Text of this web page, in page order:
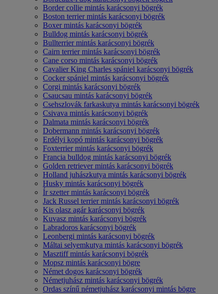
Border collie mintás karácsonyi bögrék
Boston terrier mintás karácsonyi bögrék
Boxer mintás karácsonyi bögrék
Bulldog mintás karácsonyi bögrék
Bullterrier mintás karácsonyi bögrék
Cairn terrier mintás karácsonyi bögrék
Cane corso mintás karácsonyi bögrék
Cavalier King Charles spániel karácsonyi bögrék
Cocker spániel mintás karácsonyi bögrék
Corgi mintás karácsonyi bögrék
Csaucsau mintás karácsonyi bögrék
Csehszlovák farkaskutya mintás karácsonyi bögrék
Csivava mintás karácsonyi bögrék
Dalmata mintás karácsonyi bögrék
Dobermann mintás karácsonyi bögrék
Erdélyi kopó mintás karácsonyi bögrék
Foxterrier mintás karácsonyi bögrék
Francia bulldog mintás karácsonyi bögrék
Golden retriever mintás karácsonyi bögrék
Holland juhászkutya mintás karácsonyi bögrék
Husky mintás karácsonyi bögrék
Ír szetter mintás karácsonyi bögrék
Jack Russel terrier mintás karácsonyi bögrék
Kis olasz agár karácsonyi bögrék
Kuvasz mintás karácsonyi bögrék
Labradoros karácsonyi bögrék
Leonbergi mintás karácsonyi bögrék
Máltai selyemkutya mintás karácsonyi bögrék
Masztiff mintás karácsonyi bögrék
Mopsz mintás karácsonyi bögre
Német dogos karácsonyi bögrék
Németjuhász mintás karácsonyi bögrék
Ordas színű németjuhász karácsonyi mintás bögre